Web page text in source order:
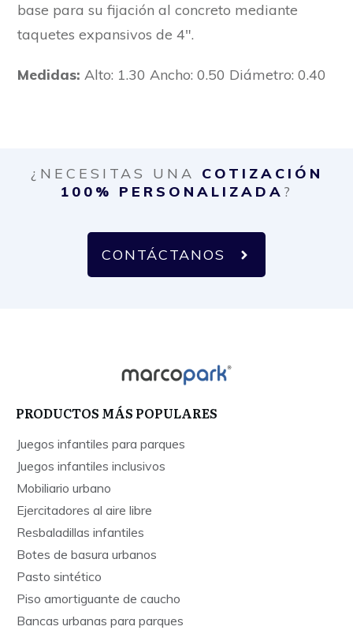
base para su fijación al concreto mediante
taquetes expansivos de 4″.
Medidas: Alto: 1.30 Ancho: 0.50 Diámetro: 0.40
¿NECESITAS UNA COTIZACIÓN
100% PERSONALIZADA ?
CONTÁCTANOS
PRODUCTOS MÁS POPULARES
Juegos infantiles para parques
Juegos infantiles inclusivos
Mobiliario urbano
Ejercitadores al aire libre
Resbaladillas infantiles
Botes de basura urbanos
Pasto sintético
Piso amortiguante de caucho
Bancas urbanas para parques